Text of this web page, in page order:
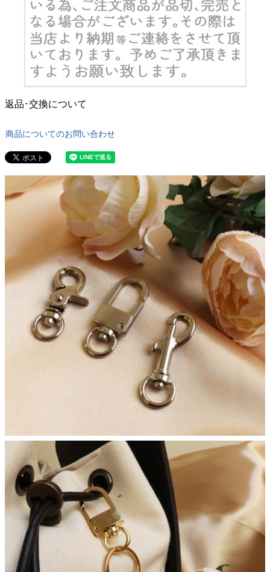
返品･交換について
商品についてのお問い合わせ